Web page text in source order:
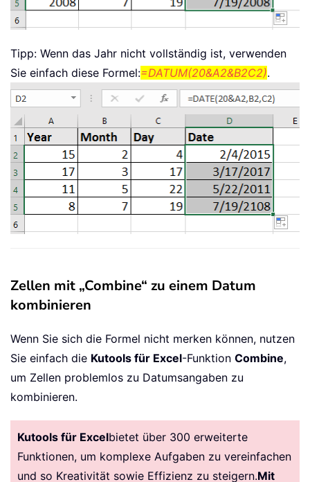
Tipp: Wenn das Jahr nicht vollständig ist, verwenden
Sie einfach diese Formel:=DATUM(20&A2&B2C2).
Zellen mit „Combine“ zu einem Datum
kombinieren
Wenn Sie sich die Formel nicht merken können, nutzen
Sie einfach die Kutools für Excel-Funktion Combine,
um Zellen problemlos zu Datumsangaben zu
kombinieren.
Kutools für Excelbietet über 300 erweiterte
Funktionen, um komplexe Aufgaben zu vereinfachen
und so Kreativität sowie Effizienz zu steigern.Mit